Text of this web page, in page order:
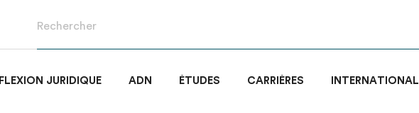
JURIDIQUE ADN ÉTUDES CARRIÈRES INTERNATIONAL